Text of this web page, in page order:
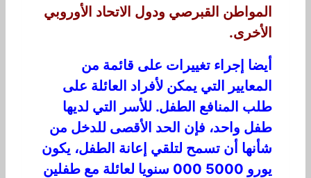
المواطن القبرصي ودول الاتحاد الأوروبي
الأخرى.
أيضا إجراء تغييرات على قائمة من
المعايير التي يمكن لأفراد العائلة على
طلب المنافع الطفل. للأسر التي لديها
طفل واحد، فإن الحد الأقصى للدخل من
شأنها أن تسمح لتلقي إعانة الطفل، يكون
يورو 5000 000 سنويا لعائلة مع طفلين